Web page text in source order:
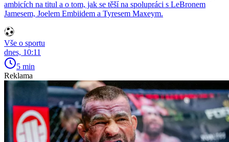
ambicích na titul a o tom, jak se těší na spolupráci s LeBronem
Jamesem, Joelem Embiidem a Tyresem Maxeym.
Vše o sportu
dnes, 10:11
5 min
Reklama